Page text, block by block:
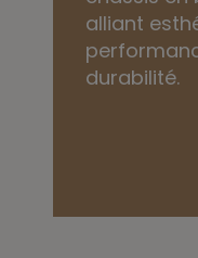
alliant
durabilité.